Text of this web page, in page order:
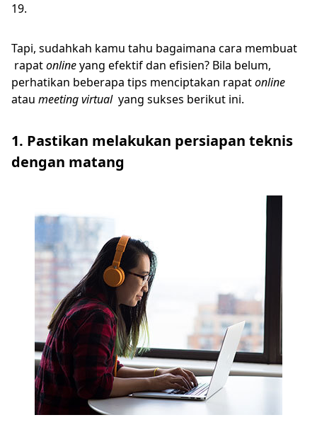
19.
Tapi, sudahkah kamu tahu bagaimana cara membuat
rapatonlineyang efektif dan efisien? Bila belum,
perhatikan beberapa tips menciptakan rapatonline
atau meeting virtualyang sukses berikut ini.
1. Pastikan melakukan persiapan teknis
dengan matang